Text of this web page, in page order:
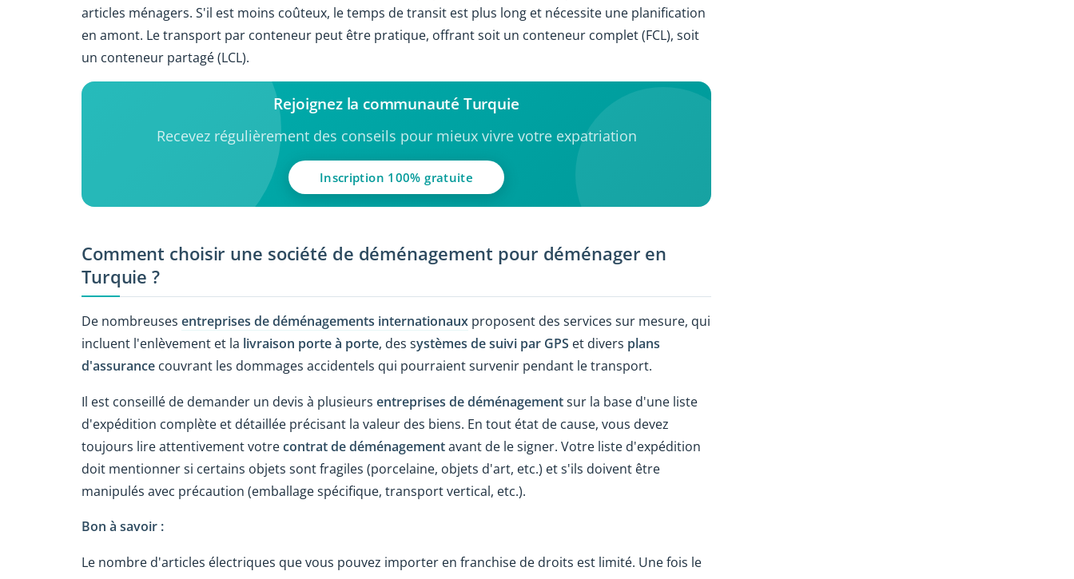
articles ménagers. S'il est moins coûteux, le temps de transit est plus long et nécessite une planification
en amont. Le transport par conteneur peut être pratique, offrant soit un conteneur complet (FCL), soit
un conteneur partagé (LCL).
Rejoignez la communauté Turquie
Recevez régulièrement des conseils pour mieux vivre votre expatriation
Inscription 100% gratuite
Comment choisir une société de déménagement pour déménager en
Turquie ?
De nombreuses entreprises de déménagements internationaux proposent des services sur mesure, qui
incluent l'enlèvement et la livraison porte à porte, des systèmes de suivi par GPS et divers plans
d'assurance couvrant les dommages accidentels qui pourraient survenir pendant le transport.
Il est conseillé de demander un devis à plusieurs entreprises de déménagementsur la base d'une liste
d'expédition complète et détaillée précisant la valeur des biens. En tout état de cause, vous devez
toujours lire attentivement votrecontrat de déménagementavant de le signer. Votre liste d'expédition
doit mentionner si certains objets sont fragiles (porcelaine, objets d'art, etc.) et s'ils doivent être
manipulés avec précaution (emballage spécifique, transport vertical, etc.).
Bon à savoir :
Le nombre d'articles électriques que vous pouvez importer en franchise de droits est limité. Une fois le